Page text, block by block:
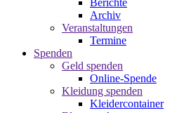
Berichte
Archiv
Veranstaltungen
Termine
Spenden
Geld spenden
Online-Spende
Kleidung spenden
Kleidercontainer